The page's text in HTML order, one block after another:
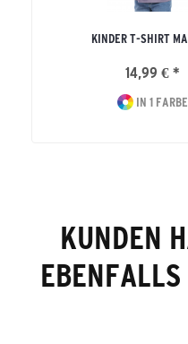
KINDER T-SHIRT
14,99 € *
IN 1 FARBE
KUNDEN